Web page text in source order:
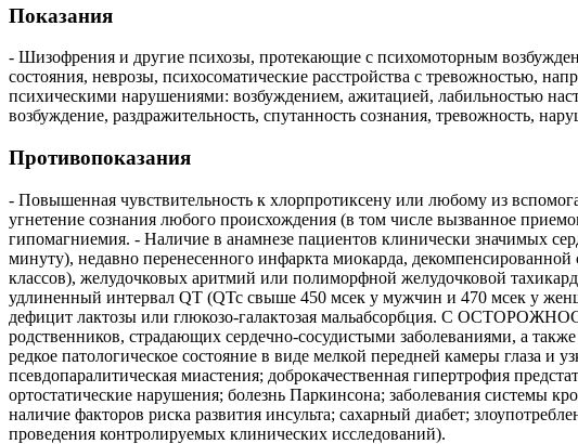
Показания
- Шизофрения и другие психозы, протекающие с психомоторным
состояния, неврозы, психосоматические расстройства с тревожностью,
психическими нарушениями: возбуждением, ажитацией, лабильностью
возбуждение, раздражительность, спутанность сознания, тревожность,
Противопоказания
- Повышенная чувствительность к хлорпротиксену или любому из
угнетение сознания любого происхождения (в том числе вызванное
гипомагниемия. - Наличие в анамнезе пациентов клинически значимых
минуту), недавно перенесенного инфаркта миокарда,
классов), желудочковых аритмий или полиморфной желудочковой
удлиненный интервал QT (QTc свыше 450 мсек у мужчин и 470 мсек у
дефицит лактозы или глюкозо-галактозая мальабсорбция. С
родственников, страдающих сердечно-сосудистыми заболеваниями, а
редкое патологическое состояние в виде мелкой передней камеры глаза и
псевдопаралитическая миастения; доброкачественная гипертрофия
ортостатические нарушения; болезнь Паркинсона; заболевания системы
наличие факторов риска развития инсульта; сахарный диабет;
проведения контролируемых клинических исследований).